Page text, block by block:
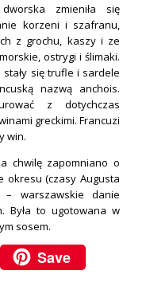
zmieniła się
korzeni i szafranu,
z grochu, kaszy i ze
ostrygi i ślimaki.
się trufle i sardele
nazwą anchois.
z dotychczas
greckimi. Francuzi
win.
chwilę zapomniano o
okresu (czasy Augusta
– warszawskie danie
Była to ugotowana w
sosem.
Save